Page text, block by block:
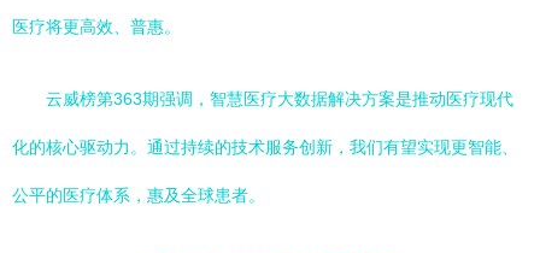
医疗将更高效、普惠。
云威榜第363期强调，智慧医疗大数据解决方案是推动医疗现代
化的核心驱动力。通过持续的技术服务创新，我们有望实现更智能、
公平的医疗体系，惠及全球患者。